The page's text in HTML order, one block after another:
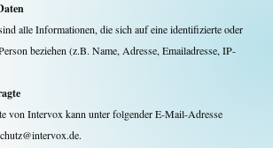
alle Informationen, die sich auf eine identifizierte oder
beziehen (z.B. Name, Adresse, Emailadresse, IP-
von Intervox kann unter folgender E-Mail-Adresse
.